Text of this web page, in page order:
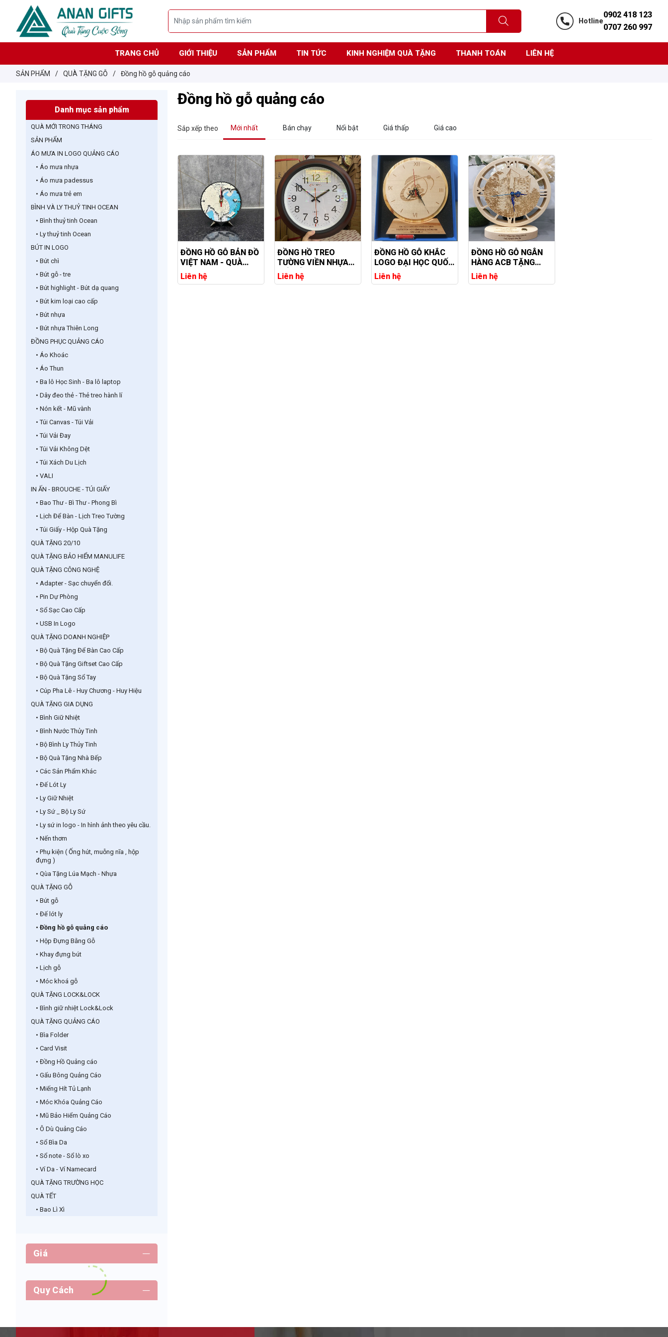
Hotline
0902 418 123
0707 260 997
TRANG CHỦ GIỚI THIỆU SẢN PHẨM TIN TỨC KINH NGHIỆM QUÀ TẶNG THANH TOÁN LIÊN HỆ
SẢN PHẨM / QUÀ TẶNG GỖ / Đồng hồ gỗ quảng cáo
Đồng hồ gỗ quảng cáo
Sắp xếp theo Mới nhất Bán chạy Nổi bật Giá thấp Giá cao
ĐỒNG HỒ GỖ BẢN ĐỒ
VIỆT NAM - QUÀ
TẶNG TRANG TRÍ
ĐỘC ĐÁO, SANG
Liên hệ
ĐỒNG HỒ TREO
TƯỜNG VIỀN NHỰA
GIẢ GỖ IN LOGO
THEO YÊU CẦU
Liên hệ
ĐỒNG HỒ GỖ KHẮC
LOGO ĐẠI HỌC QUỐC
GIA HỒ CHÍ MINH
Liên hệ
ĐỒNG HỒ GỖ NGÂN
HÀNG ACB TẶNG
NHÂN VIÊN XUẤT
SẮC
Liên hệ
Danh mục sản phẩm
QUÀ MỚI TRONG THÁNG
SẢN PHẨM
ÁO MƯA IN LOGO QUẢNG CÁO
• Áo mưa nhựa
• Áo mưa padessus
• Áo mưa trẻ em
BÌNH VÀ LY THUỶ TINH OCEAN
• Bình thuỷ tinh Ocean
• Ly thuỷ tinh Ocean
BÚT IN LOGO
• Bút chì
• Bút gỗ - tre
• Bút highlight - Bút dạ quang
• Bút kim loại cao cấp
• Bút nhựa
• Bút nhựa Thiên Long
ĐỒNG PHỤC QUẢNG CÁO
• Áo Khoác
• Áo Thun
• Ba lô Học Sinh - Ba lô laptop
• Dây đeo thẻ - Thẻ treo hành lí
• Nón kết - Mũ vành
• Túi Canvas - Túi Vải
• Túi Vải Đay
• Túi Vải Không Dệt
• Túi Xách Du Lịch
• VALI
IN ẤN - BROUCHE - TÚI GIẤY
• Bao Thư - Bì Thư - Phong Bì
• Lịch Để Bàn - Lịch Treo Tường
• Túi Giấy - Hộp Quà Tặng
QUÀ TẶNG 20/10
QUÀ TẶNG BẢO HIỂM MANULIFE
QUÀ TẶNG CÔNG NGHỆ
• Adapter - Sạc chuyển đổi.
• Pin Dự Phòng
• Sổ Sạc Cao Cấp
• USB In Logo
QUÀ TẶNG DOANH NGHIỆP
• Bộ Quà Tặng Để Bàn Cao Cấp
• Bộ Quà Tặng Giftset Cao Cấp
• Bộ Quà Tặng Sổ Tay
• Cúp Pha Lê - Huy Chương - Huy Hiệu
QUÀ TẶNG GIA DỤNG
• Bình Giữ Nhiệt
• Bình Nước Thủy Tinh
• Bộ Bình Ly Thủy Tinh
• Bộ Quà Tặng Nhà Bếp
• Các Sản Phẩm Khác
• Đế Lót Ly
• Ly Giữ Nhiệt
• Ly Sứ _ Bộ Ly Sứ
• Ly sứ in logo - In hình ảnh theo yêu cầu.
• Nến thơm
• Phụ kiện ( Ống hút, muỗng nĩa , hộp
đựng )
• Qùa Tặng Lúa Mạch - Nhựa
QUÀ TẶNG GỖ
• Bút gỗ
• Đế lót ly
• Đồng hồ gỗ quảng cáo
• Hộp Đựng Bằng Gỗ
• Khay đựng bút
• Lịch gỗ
• Móc khoá gỗ
QUÀ TẶNG LOCK&LOCK
• Bình giữ nhiệt Lock&Lock
QUÀ TẶNG QUẢNG CÁO
• Bìa Folder
• Card Visit
• Đồng Hồ Quảng cáo
• Gấu Bông Quảng Cáo
• Miếng Hít Tủ Lạnh
• Móc Khóa Quảng Cáo
• Mũ Bảo Hiểm Quảng Cáo
• Ô Dù Quảng Cáo
• Sổ Bìa Da
• Sổ note - Sổ lò xo
• Ví Da - Ví Namecard
QUÀ TẶNG TRƯỜNG HỌC
QUÀ TẾT
• Bao Lì Xì
Giá
Quy Cách